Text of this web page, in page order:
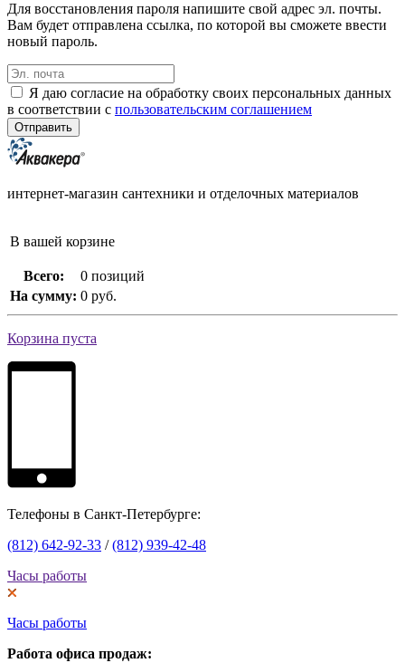
Для восстановления пароля напишите свой адрес эл. почты.
Вам будет отправлена ссылка, по которой вы сможете ввести
новый пароль.
Я даю согласие на обработку своих персональных данных
в соответствии с пользовательским соглашением
интернет-магазин сантехники и отделочных материалов
В вашей корзине
Всего:
0 позиций
На сумму: 0 руб.
Корзина пуста
Телефоны в Санкт-Петербурге:
(812) 642-92-33 /(812) 939-42-48
Часы работы
Часы работы
Работа офиса продаж: